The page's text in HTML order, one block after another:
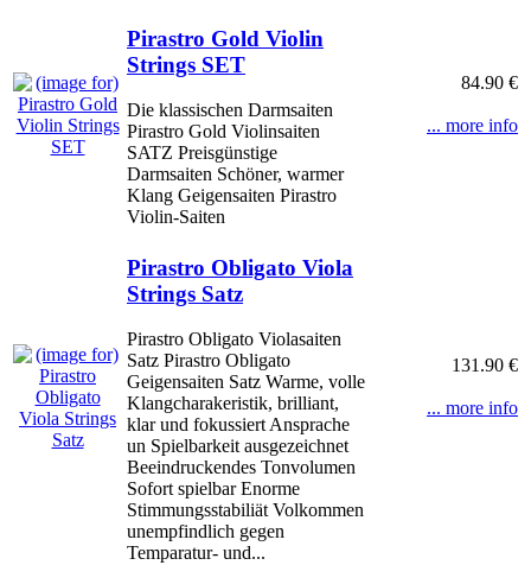
Pirastro Gold Violin
Strings SET
Die klassischen Darmsaiten
Pirastro Gold Violinsaiten
SATZ Preisgünstige
Darmsaiten Schöner, warmer
Klang Geigensaiten Pirastro
Violin-Saiten
84.90 €
... more info
Pirastro Obligato Viola
Strings Satz
Pirastro Obligato Violasaiten
Satz Pirastro Obligato
Geigensaiten Satz Warme, volle
Klangcharakeristik, brilliant,
klar und fokussiert Ansprache
un Spielbarkeit ausgezeichnet
Beeindruckendes Tonvolumen
Sofort spielbar Enorme
Stimmungsstabiliät Volkommen
unempfindlich gegen
Temparatur- und...
131.90 €
... more info